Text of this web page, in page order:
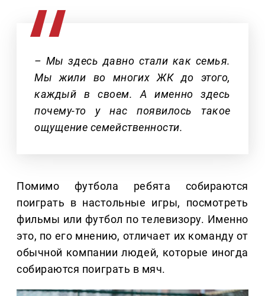
– Мы здесь давно стали как семья.
Мы жили во многих ЖК до этого,
каждый в своем. А именно здесь
почему-то у нас появилось такое
ощущение семейственности.
Помимо футбола ребята собираются
поиграть в настольные игры, посмотреть
фильмы или футбол по телевизору. Именно
это, по его мнению, отличает их команду от
обычной компании людей, которые иногда
собираются поиграть в мяч.